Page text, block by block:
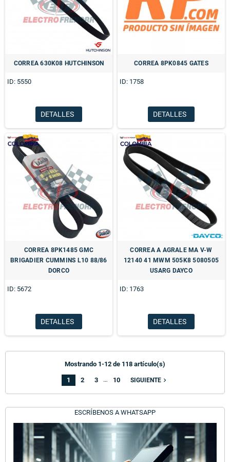
ESCRÍBENOS A WHATSAPP
CORREA 630K08 HUTCHINSON
ID: 5550
DETALLES
CORREA 8PK0845 GATES
ID: 1758
DETALLES
CORREA 8PK1485 GMC
BRIGADIER CUMMINS L10 88/86
DORCO
ID: 5672
DETALLES
CORREA A AGRALE MA V-W
12140 41 MWM 505K8 5080505
USARG DAYCO
ID: 1763
DETALLES
Mostrando 1-12 de 118 artículo(s)
1 2 3 … 10 SIGUIENTE navigate_next